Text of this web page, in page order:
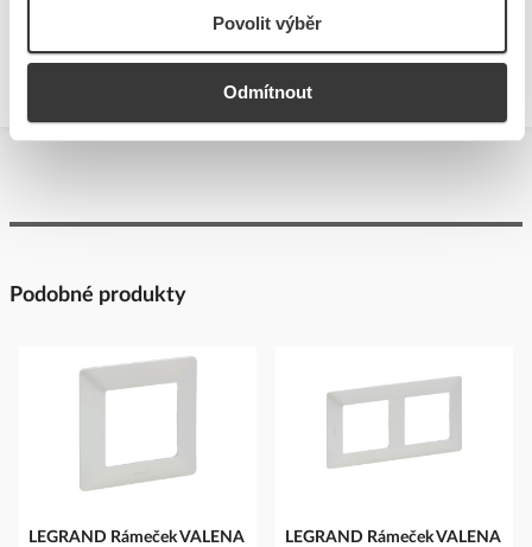
Povolit výběr
Odmítnout
Prohlášení o shodě.pdf
Podobné produkty
LEGRAND Rámeček VALENA
LEGRAND Rámeček VALENA